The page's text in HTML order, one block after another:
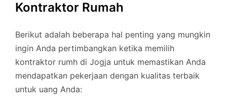
Kontraktor Rumah
Berikut adalah beberapa hal penting yang mungkin
ingin Anda pertimbangkan ketika memilih
kontraktor rumh di Jogja untuk memastikan Anda
mendapatkan pekerjaan dengan kualitas terbaik
untuk uang Anda: